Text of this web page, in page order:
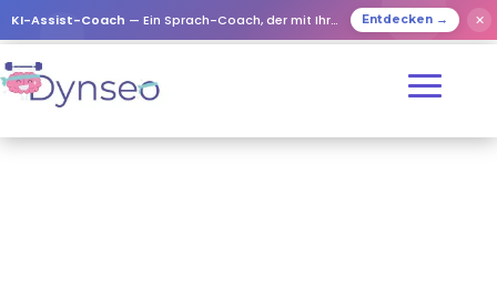
KI-Assist-Coach — Ein Sprach-Coach, der mit Ihren Lieben spielt Entdecken → ✕